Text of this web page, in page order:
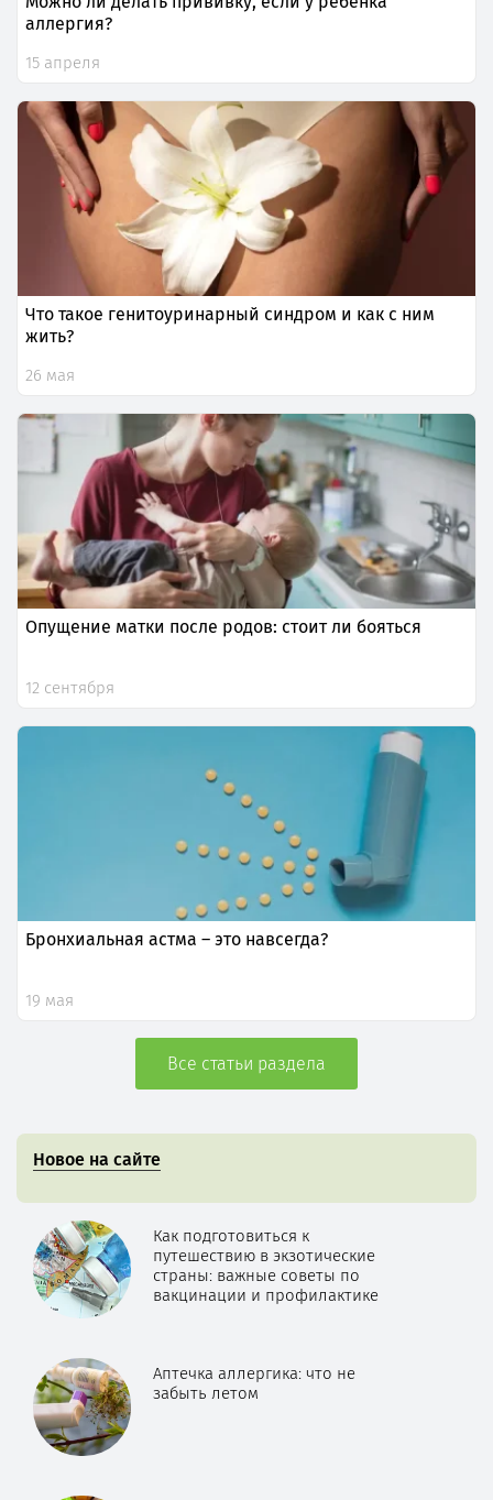
аллергия?
15 апреля
Что такое генитоуринарный синдром и как с ним
жить?
26 мая
Опущение матки после родов: стоит ли бояться
12 сентября
Бронхиальная астма – это навсегда?
19 мая
Все статьи раздела
Новое на сайте
Как подготовиться к
путешествию в экзотические
страны: важные советы по
вакцинации и профилактике
Аптечка аллергика: что не
забыть летом